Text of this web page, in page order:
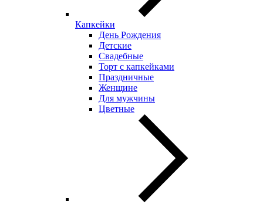
Капкейки
День Рождения
Детские
Свадебные
Торт с капкейками
Праздничные
Женщине
Для мужчины
Цветные